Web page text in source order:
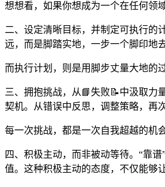
想想看，如果你想成为一个在任何领
二、设定清晰目标，并制定可执行的
远，而是脚踏实地，一步一个脚印地
而执行计划，则是用脚步丈量大地的
三、拥抱挑战，从📘失败📝中汲取力
契机。从错误中反思，调整策略，再
每一次挑战，都是一次自我超越的机
四、积极主动，而非被动等待。“靠
值。这种积极主动的态度，不仅能够